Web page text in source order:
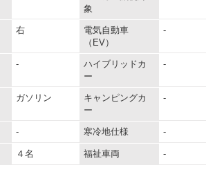
象
右
電気自動車
（EV）
-
-
ハイブリッドカ
ー
-
ガソリン
キャンピングカ
ー
-
- 寒冷地仕様 -
４名 福祉車両 -